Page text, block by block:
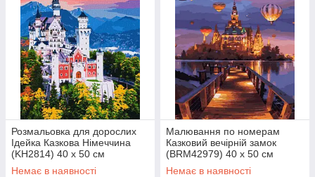
Розмальовка для дорослих
Ідейка Казкова Німеччина
(KH2814) 40 х 50 см
Немає в наявності
Малювання по номерам
Казковий вечірній замок
(BRM42979) 40 х 50 см
Немає в наявності